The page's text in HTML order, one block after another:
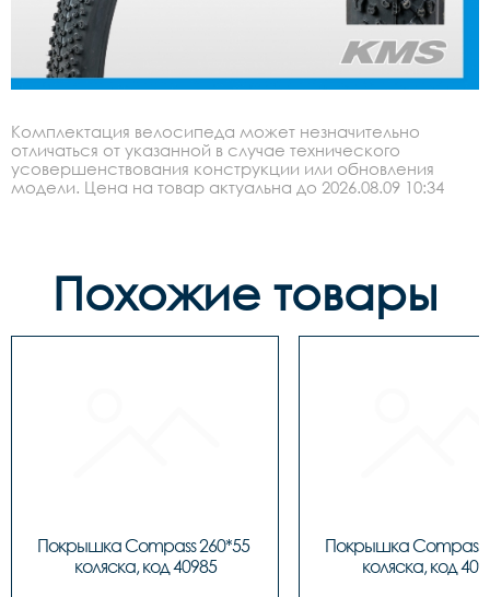
Комплектация велосипеда может незначительно
отличаться от указанной в случае технического
усовершенствования конструкции или обновления
модели. Цена на товар актуальна до 2026.08.09 10:34
Похожие товары
Покрышка Compass 260*55
коляска, код 40985
Покрышка Compass
коляска, код